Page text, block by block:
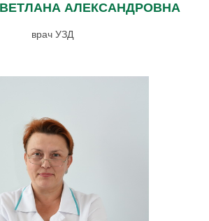
АЛЕКСАНДРОВНА
врач УЗД